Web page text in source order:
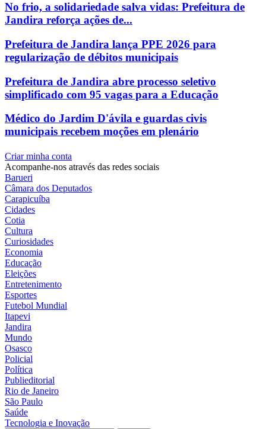
No frio, a solidariedade salva vidas: Prefeitura de
Jandira reforça ações de...
Prefeitura de Jandira lança PPE 2026 para
regularização de débitos municipais
Prefeitura de Jandira abre processo seletivo
simplificado com 95 vagas para a Educação
Médico do Jardim D'ávila e guardas civis
municipais recebem moções em plenário
Criar minha conta
Acompanhe-nos através das redes sociais
Barueri
Câmara dos Deputados
Carapicuíba
Cidades
Cotia
Cultura
Curiosidades
Economia
Educação
Eleições
Entretenimento
Esportes
Futebol Mundial
Itapevi
Jandira
Mundo
Osasco
Policial
Política
Publieditorial
Rio de Janeiro
São Paulo
Saúde
Tecnologia e Inovação